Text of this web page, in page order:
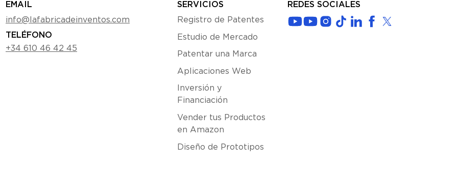
EMAIL
info@lafabricadeinventos.com
TELÉFONO
+34 610 46 42 45
SERVICIOS
Registro de Patentes
Estudio de Mercado
Patentar una Marca
Aplicaciones Web
Inversión y
Financiación
Vender tus Productos
en Amazon
Diseño de Prototipos
REDES SOCIALES